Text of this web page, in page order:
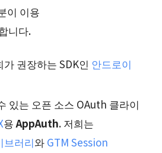
이 이용
니다.
권장하는 SDK인 안드로이
있는 오픈 소스 OAuth 클라이
용AppAuth. 저희는
러리와 GTM Session